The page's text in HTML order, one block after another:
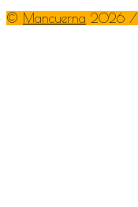
© Mancuerna 2026 /